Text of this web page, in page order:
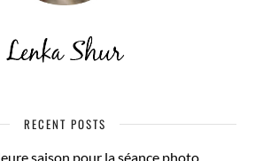
RECENT POSTS
saison pour la séance photo